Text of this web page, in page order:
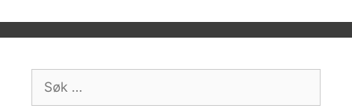
etter: